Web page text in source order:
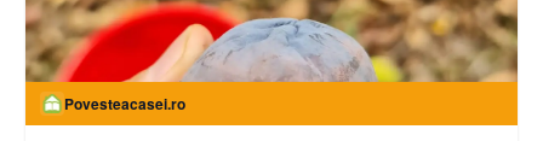
Povesteacasei.ro